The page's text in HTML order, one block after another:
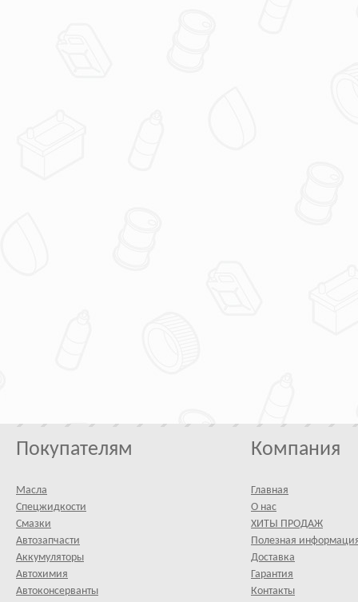
Покупателям
Масла
Спецжидкости
Смазки
Автозапчасти
Аккумуляторы
Автохимия
Автоконсерванты
Компания
Главная
О нас
ХИТЫ ПРОДАЖ
Полезная
Доставка
Гарантия
Контакты